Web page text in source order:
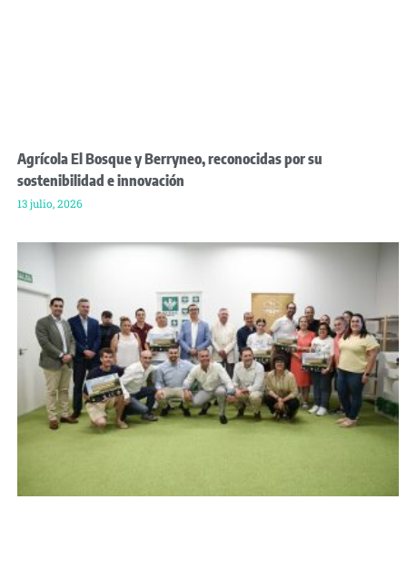
Agrícola El Bosque y Berryneo, reconocidas por su
sostenibilidad e innovación
13 julio, 2026